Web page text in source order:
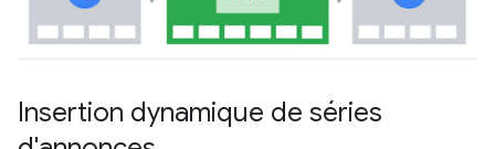
Insertion dynamique de séries